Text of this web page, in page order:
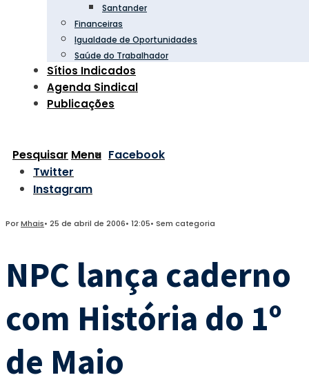
Santander
Financeiras
Igualdade de Oportunidades
Saúde do Trabalhador
Sítios Indicados
Agenda Sindical
Publicações
Pesquisar Menu Facebook
Twitter
Instagram
PorMhais• 25 de abril de 2006• 12:05• Sem categoria
NPC lança caderno
com História do 1º
de Maio